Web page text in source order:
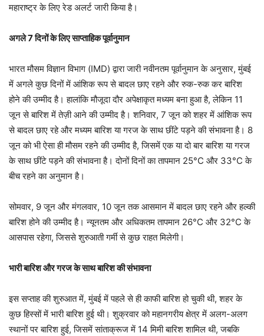
महाराष्ट्र के लिए रेड अलर्ट जारी किया है।
अगले 7 दिनों के लिए साप्ताहिक पूर्वानुमान
भारत मौसम विज्ञान विभाग (IMD) द्वारा जारी नवीनतम पूर्वानुमान के अनुसार, मुंबई
में अगले कुछ दिनों में आंशिक रूप से बादल छाए रहने और रुक-रुक कर बारिश
होने की उम्मीद है। हालांकि मौजूदा दौर अपेक्षाकृत मध्यम बना हुआ है, लेकिन 11
जून से बारिश में तेज़ी आने की उम्मीद है। शनिवार, 7 जून को शहर में आंशिक रूप
से बादल छाए रहे और मध्यम बारिश या गरज के साथ छींटे पड़ने की संभावना है। 8
जून को भी ऐसा ही मौसम रहने की उम्मीद है, जिसमें एक या दो बार बारिश या गरज
के साथ छींटे पड़ने की संभावना है। दोनों दिनों का तापमान 25°C और 33°C के
बीच रहने का अनुमान है।
सोमवार, 9 जून और मंगलवार, 10 जून तक आसमान में बादल छाए रहने और हल्की
बारिश होने की उम्मीद है। न्यूनतम और अधिकतम तापमान 26°C और 32°C के
आसपास रहेगा, जिससे शुरुआती गर्मी से कुछ राहत मिलेगी।
भारी बारिश और गरज के साथ बारिश की संभावना
इस सप्ताह की शुरुआत में, मुंबई में पहले से ही काफी बारिश हो चुकी थी, शहर के
कुछ हिस्सों में भारी बारिश हुई थी। शुक्रवार को महानगरीय क्षेत्र में अलग-अलग
स्थानों पर बारिश हुई, जिसमें सांताक्रूज में 14 मिमी बारिश शामिल थी, जबकि